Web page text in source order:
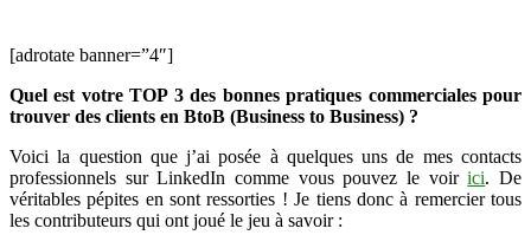
trouver
des
en
BtoB
[adrotate banner=”4″]
Quel est votre TOP 3 des bonnes pratiques commerciales pour
trouver des clients en BtoB (Business to Business) ?
Voici la question que j’ai posée à quelques uns de mes contacts
professionnels sur LinkedIn comme vous pouvez le voirici. De
véritables pépites en sont ressorties ! Je tiens donc à remercier tous
les contributeurs qui ont joué le jeu à savoir :